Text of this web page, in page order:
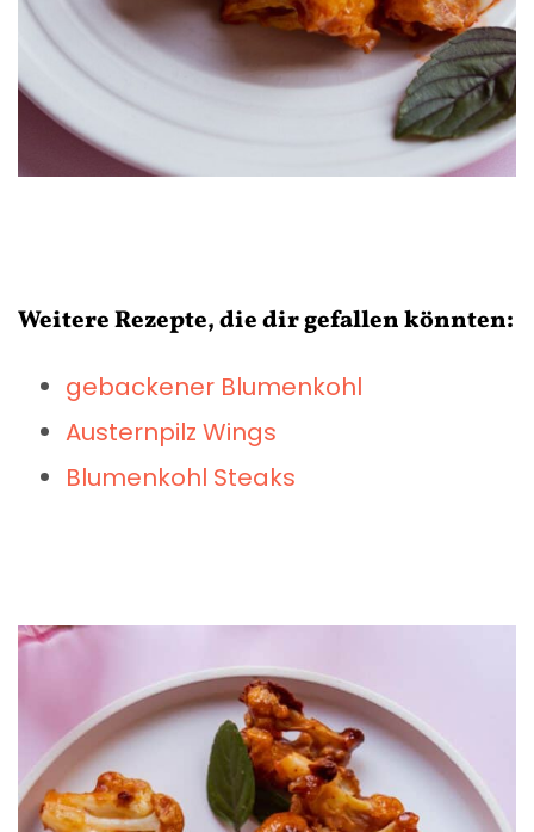
Weitere Rezepte, die dir gefallen könnten:
gebackener Blumenkohl
Austernpilz Wings
Blumenkohl Steaks